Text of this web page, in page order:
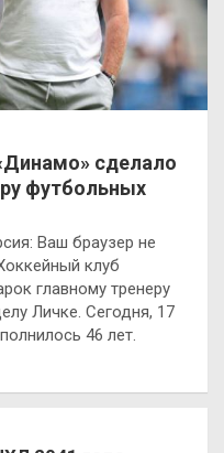
сделало
футбольных
Ваш браузер не
клуб
главному тренеру
Личке. Сегодня, 17
46 лет.